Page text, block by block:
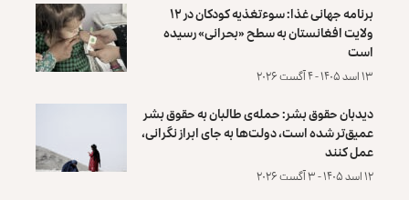
برنامه جهانی غذا: سوءتغذیه کودکان در ۱۲
ولایت افغانستان به سطح «بحرانی» رسیده
است
۱۳ اسد ۱۴۰۵ - ۴ آگست ۲۰۲۶
دیدبان حقوق بشر: حمله‌ی طالبان به حقوق بشر
عمیق‌تر شده است، دولت‌ها به جای ابراز نگرانی،
عمل کنند
۱۲ اسد ۱۴۰۵ - ۳ آگست ۲۰۲۶